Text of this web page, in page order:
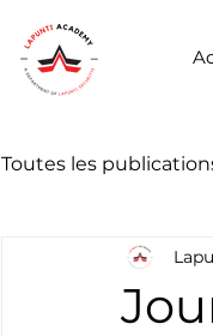
Toutes les